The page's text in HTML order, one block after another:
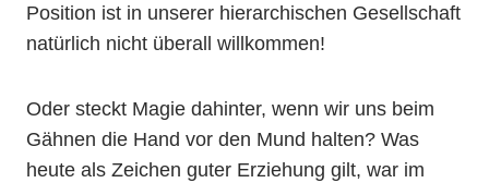
Position ist in unserer hierarchischen Gesellschaft
natürlich nicht überall willkommen!
Oder steckt Magie dahinter, wenn wir uns beim
Gähnen die Hand vor den Mund halten? Was
heute als Zeichen guter Erziehung gilt, war im